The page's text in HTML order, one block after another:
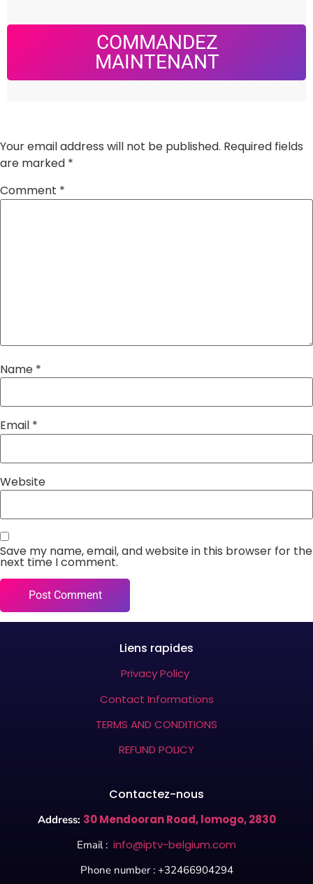
COMMANDEZ
MAINTENANT
Your email address will not be published. Required fields
are marked *
Comment *
Name *
Email *
Website
Save my name, email, and website in this browser for the
next time I comment.
Liens rapides
Privacy Policy
Contact Informations
TERMS AND CONDITIONS
REFUND POLICY
Contactez-nous
Address: 30 Mendooran Road, lomogo, 2830
Email : info@iptv-belgium.com
Phone number : +32466904294